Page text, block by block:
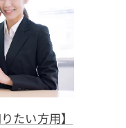
たい方用】